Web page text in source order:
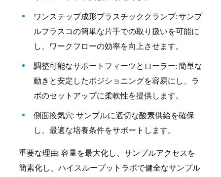
ワンステップ成形プラスチッククランプ: サンプ
ルフラスコの簡単な片手での取り扱いを可能に
し、ワークフローの効率を向上させます。
調整可能なサポートフィーツとローラー: 簡単な
動きと安定したポジショニングを容易にし、ラ
ボのセットアップに柔軟性を提供します。
側面換気穴: サンプルに適切な酸素供給を確保
し、最適な培養条件をサポートします。
重要な理由: 容量を最大化し、サンプルアクセスを
簡素化し、ハイスループットラボで健全なサンプル